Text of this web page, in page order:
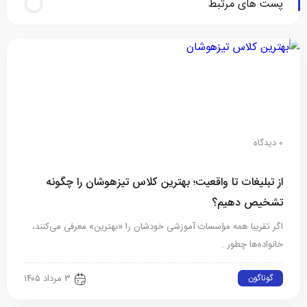
پست های مرتبط
0 دیدگاه
از تبلیغات تا واقعیت؛ بهترین کلاس تیزهوشان را چگونه
تشخیص دهیم؟
اگر تقریبا همه مؤسسات آموزشی خودشان را «بهترین» معرفی می‌کنند،
خانواده‌ها چطور…
گوناگون ۳ مرداد ۱۴۰۵